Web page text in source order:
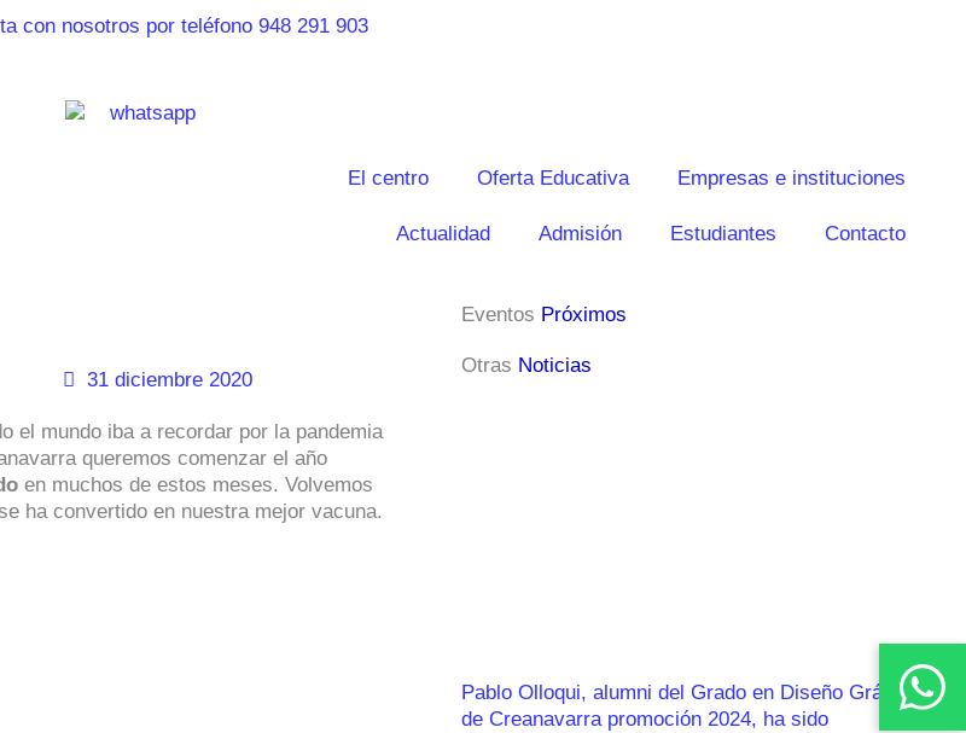
El centro Oferta Educativa Empresas e instituciones
Actualidad Admisión Estudiantes Contacto
31 diciembre 2020
el mundo iba a recordar por la pandemia
queremos comenzar el año
en muchos de estos meses. Volvemos
ha convertido en nuestra mejor vacuna.
Eventos Próximos
Otras Noticias
Pablo Olloqui, alumni del Grado en Diseño Gráfico
de Creanavarra promoción 2024, ha sido